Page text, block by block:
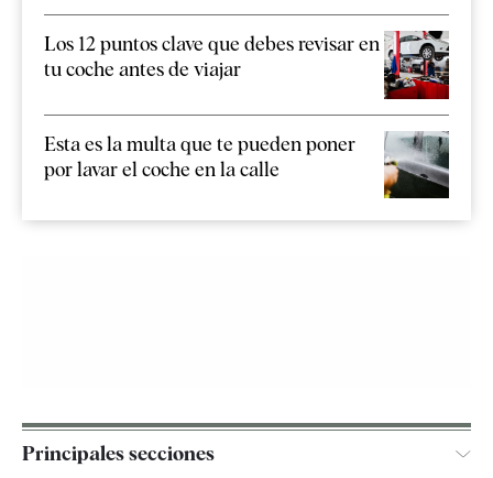
Los 12 puntos clave que debes revisar en
tu coche antes de viajar
Esta es la multa que te pueden poner
por lavar el coche en la calle
Principales secciones